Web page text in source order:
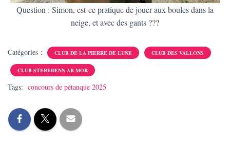
Question : Simon, est-ce pratique de jouer aux boules dans la
neige, et avec des gants ???
Catégories : CLUB DE LA PIERRE DE LUNE CLUB DES VALLONS
CLUB STEREDENN AR MOR
Tags: concours de pétanque 2025